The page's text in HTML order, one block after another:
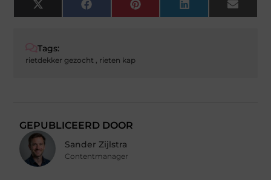
X
(Twitter)
Facebook Pinterest LinkedIn Email
Tags:
rietdekker gezocht , rieten kap
GEPUBLICEERD DOOR
Sander Zijlstra
Contentmanager